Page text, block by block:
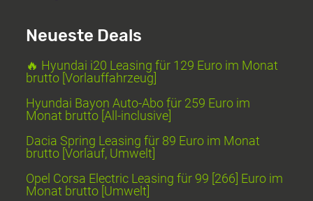
Neueste Deals
🔥 Hyundai i20 Leasing für 129 Euro im Monat
brutto [Vorlauffahrzeug]
Hyundai Bayon Auto-Abo für 259 Euro im
Monat brutto [All-inclusive]
Dacia Spring Leasing für 89 Euro im Monat
brutto [Vorlauf, Umwelt]
Opel Corsa Electric Leasing für 99 [266] Euro im
Monat brutto [Umwelt]